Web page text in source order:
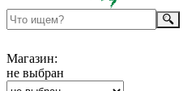
Магазин:
не выбран